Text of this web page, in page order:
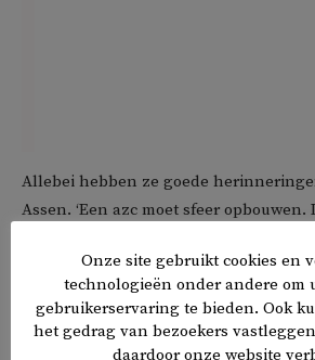
Allebei hebben ze goede
Assen. ‘Een azc moet sfeer opbouwen.
hoeveel mensen er iets voor je willen
vanzelf dingen terug doen. Verder
vluchtelingen die er al waren de
Bovendien kon je praten met
Onze site gebruikt cookies en
technologieën onder andere om
gebruikerservaring te bieden. Ook
het gedrag van bezoekers
daardoor onze website